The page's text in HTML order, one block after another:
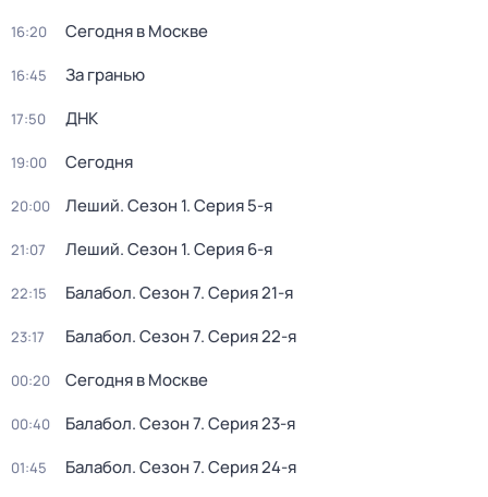
16:20 Сегодня в Москве
16:45 За гранью
17:50 ДНК
19:00 Сегодня
20:00 Леший. Сезон 1. Серия 5-я
21:07 Леший. Сезон 1. Серия 6-я
22:15 Балабол. Сезон 7. Серия 21-я
23:17 Балабол. Сезон 7. Серия 22-я
00:20 Сегодня в Москве
00:40 Балабол. Сезон 7. Серия 23-я
01:45 Балабол. Сезон 7. Серия 24-я